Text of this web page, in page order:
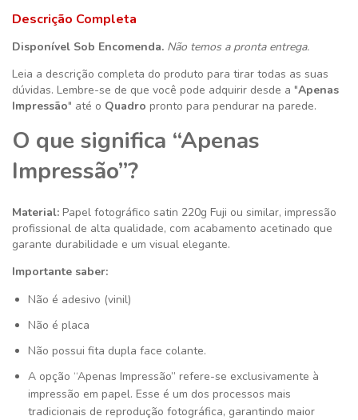
Descrição Completa
Disponível Sob Encomenda. Não temos a pronta entrega.
Leia a descrição completa do produto para tirar todas as suas
dúvidas. Lembre-se de que você pode adquirir desde a "Apenas
Impressão" até o Quadro pronto para pendurar na parede.
O que significa “Apenas
Impressão”?
Material: Papel fotográfico satin 220g Fuji ou similar, impressão
profissional de alta qualidade, com acabamento acetinado que
garante durabilidade e um visual elegante.
Importante saber:
Não é adesivo (vinil)
Não é placa
Não possui fita dupla face colante.
A opção “Apenas Impressão” refere-se exclusivamente à
impressão em papel. Esse é um dos processos mais
tradicionais de reprodução fotográfica, garantindo maior